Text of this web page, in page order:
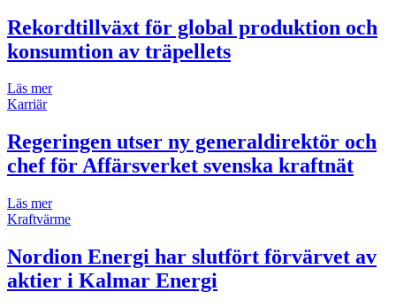
Rekordtillväxt för global produktion och
konsumtion av träpellets
Läs mer
Karriär
Regeringen utser ny generaldirektör och
chef för Affärsverket svenska kraftnät
Läs mer
Kraftvärme
Nordion Energi har slutfört förvärvet av
aktier i Kalmar Energi